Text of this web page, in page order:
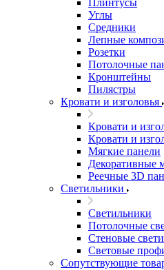
Плинтусы
Углы
Средники
Лепные
Розетки
Потолочные
Кронштейны
Пилястры
Кровати и изголовья
Кровати и
Кровати и
Мягкие панели
Декоративные
Реечные 3D
Светильники
Светильники
Потолочные
Стеновые
Световые
Сопутствующие